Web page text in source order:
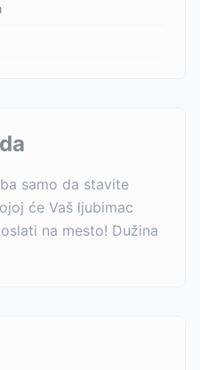
samo da stavite
će Vaš ljubimac
na mesto! Dužina